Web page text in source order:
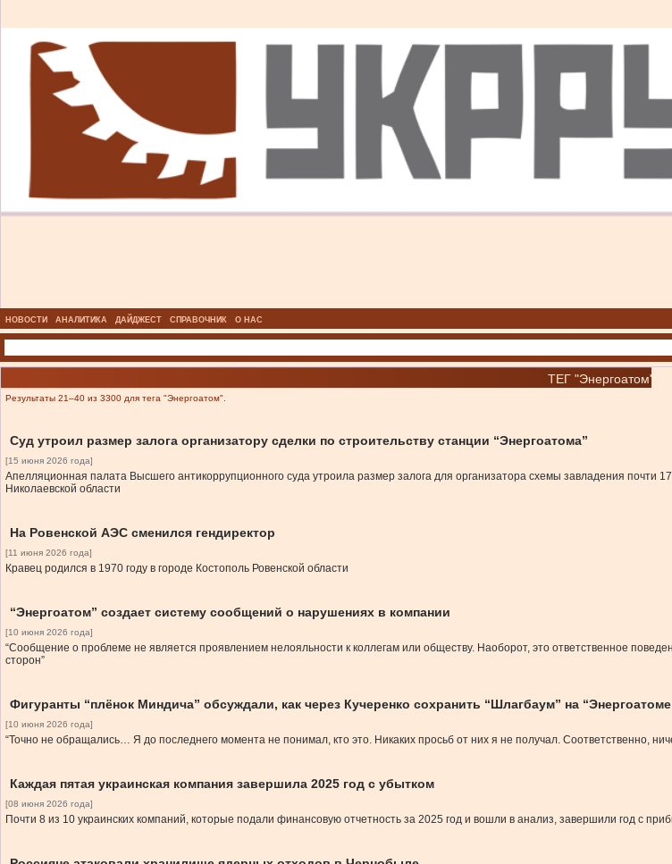
НОВОСТИ АНАЛИТИКА ДАЙДЖЕСТ СПРАВОЧНИК О НАС
ТЕГ "Энергоатом"
Результаты 21–40 из 3300 для тега "Энергоатом".
Суд утроил размер залога организатору сделки по строительству станции “Энергоатома”
[15 июня 2026 года]
Апелляционная палата Высшего антикоррупционного суда утроила размер залога для организатора схемы завладения почти
Николаевской области
На Ровенской АЭС сменился гендиректор
[11 июня 2026 года]
Кравец родился в 1970 году в городе Костополь Ровенской области
“Энергоатом” создает систему сообщений о нарушениях в компании
[10 июня 2026 года]
“Сообщение о проблеме не является проявлением нелояльности к коллегам или обществу. Наоборот, это ответственное
сторон”
Фигуранты “плёнок Миндича” обсуждали, как через Кучеренко сохранить “Шлагбаум” на
[10 июня 2026 года]
“Точно не обращались… Я до последнего момента не понимал, кто это. Никаких просьб от них я не получал. Соответственно,
Каждая пятая украинская компания завершила 2025 год с убытком
[08 июня 2026 года]
Почти 8 из 10 украинских компаний, которые подали финансовую отчетность за 2025 год и вошли в анализ, завершили год с